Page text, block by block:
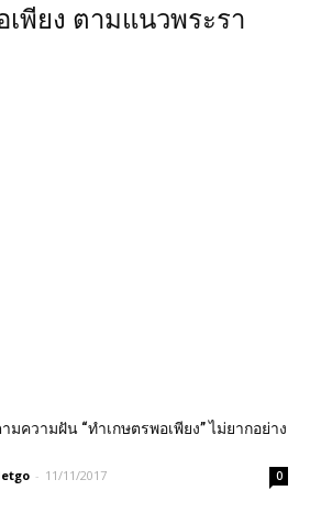
พียง ตามแนวพระรา
มความฝัน “ทำเกษตรพอเพียง” ไม่ยากอย่าง
- 11/11/2017 0